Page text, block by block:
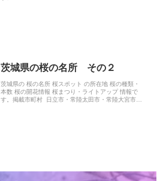
茨城県の桜の名所 その２
茨城県の 桜の名所 桜スポット の所在地 桜の種類・
本数 桜の開花情報 桜まつり・ライトアップ 情報で
す。掲載市町村 日立市・常陸太田市・常陸大宮市・